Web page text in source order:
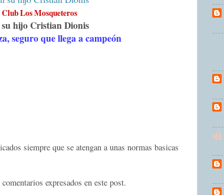
Los Mosqueteros
hijo Cristian Dionis
seguro que llega a campeón
siempre que se atengan a unas normas basicas
expresados en este post.